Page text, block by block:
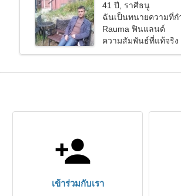
41 ปี, ราศีธนู
ฉันเป็นทนายความที่ก
Rauma ฟินแลนด์
ความสัมพันธ์ที่แท้จริง
เข้าร่วมกับเรา